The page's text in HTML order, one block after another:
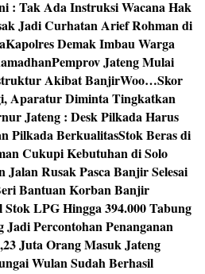
: Tak Ada Instruksi Wacana Hak
Jadi Curhatan Arief Rohman di
Kapolres Demak Imbau Warga
Pemprov Jateng Mulai
Akibat BanjirWoo…Skor
Aparatur Diminta Tingkatkan
Jateng : Desk Pilkada Harus
Pilkada BerkualitasStok Beras di
Cukupi Kebutuhan di Solo
Rusak Pasca Banjir Selesai
Bantuan Korban Banjir
LPG Hingga 394.000 Tabung
Jadi Percontohan Penanganan
Juta Orang Masuk Jateng
Wulan Sudah Berhasil